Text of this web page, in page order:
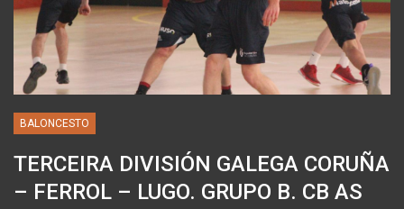
BALONCESTO
TERCEIRA DIVISIÓN GALEGA CORUÑA
– FERROL – LUGO. GRUPO B. CB AS